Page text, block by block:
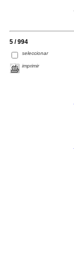
5 / 994
seleccionar
imprimir